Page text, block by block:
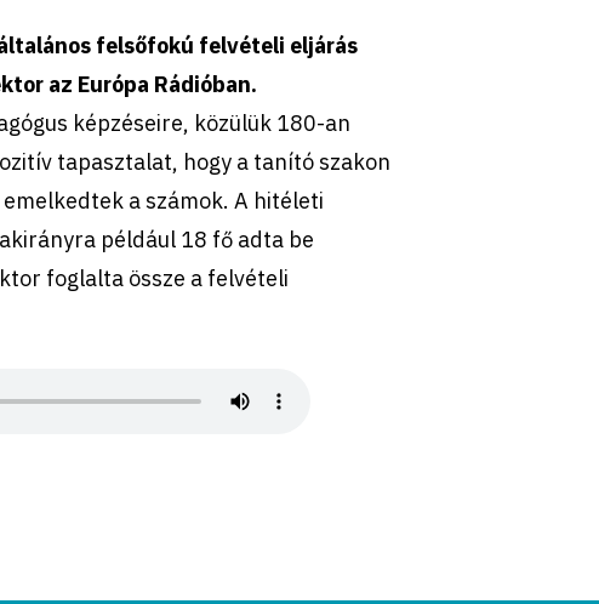
felsőfokú felvételi eljárás
az Európa Rádióban.
képzéseire, közülük 180-an
tapasztalat, hogy a tanító szakon
a számok. A hitéleti
például 18 fő adta be
foglalta össze a felvételi